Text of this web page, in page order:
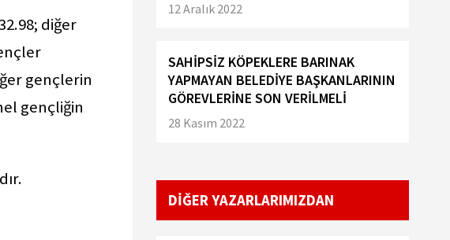
diğer
gençlerin
gençliğin
12 Aralık 2022
SAHİPSİZ KÖPEKLERE BARINAK
YAPMAYAN BELEDİYE BAŞKANLARININ
GÖREVLERİNE SON VERİLMELİ
28 Kasım 2022
DİĞER YAZARLARIMIZDAN